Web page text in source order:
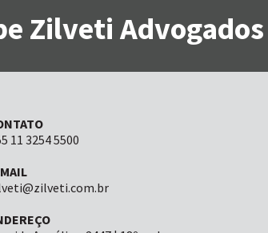
Zilveti Advogados
11 3254 5500